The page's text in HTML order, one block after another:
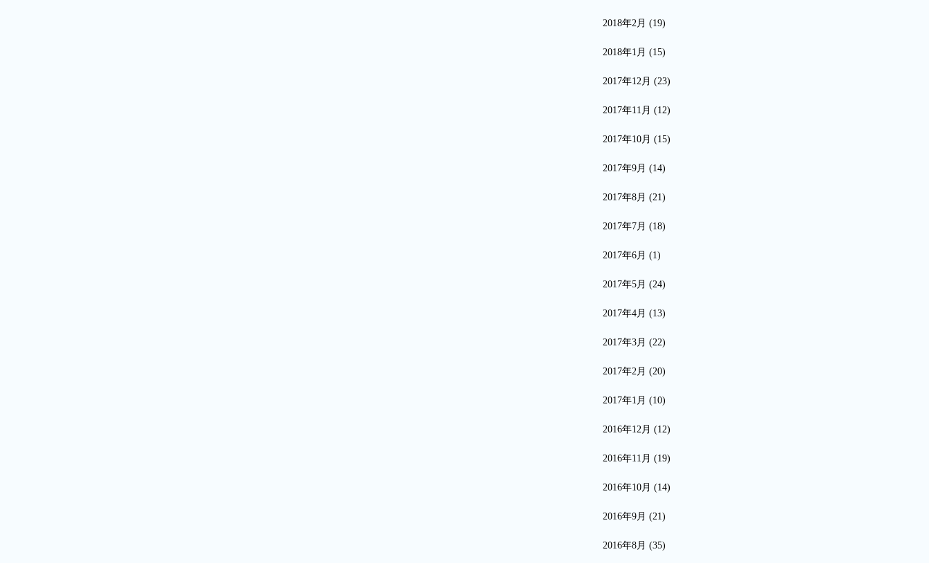
2018年2月 (19)
2018年1月 (15)
2017年12月 (23)
2017年11月 (12)
2017年10月 (15)
2017年9月 (14)
2017年8月 (21)
2017年7月 (18)
2017年6月 (1)
2017年5月 (24)
2017年4月 (13)
2017年3月 (22)
2017年2月 (20)
2017年1月 (10)
2016年12月 (12)
2016年11月 (19)
2016年10月 (14)
2016年9月 (21)
2016年8月 (35)